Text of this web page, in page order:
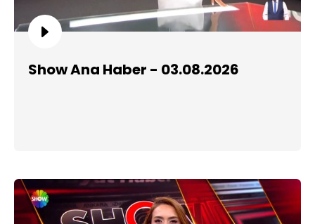
Show Ana Haber - 03.08.2026